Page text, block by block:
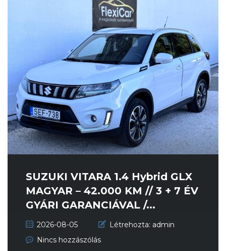
SUZUKI VITARA 1.4 Hybrid GLX
MAGYAR – 42.000 KM // 3 + 7 ÉV
GYÁRI GARANCIÁVAL /...
2026-08-05 Létrehozta: admin
Nincs hozzászólás